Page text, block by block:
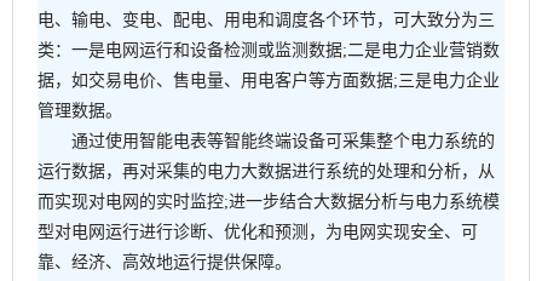
电、输电、变电、配电、用电和调度各个环节，可大致分为三
类：一是电网运行和设备检测或监测数据;二是电力企业营销数
据，如交易电价、售电量、用电客户等方面数据;三是电力企业
管理数据。
通过使用智能电表等智能终端设备可采集整个电力系统的
运行数据，再对采集的电力大数据进行系统的处理和分析，从
而实现对电网的实时监控;进一步结合大数据分析与电力系统模
型对电网运行进行诊断、优化和预测，为电网实现安全、可
靠、经济、高效地运行提供保障。